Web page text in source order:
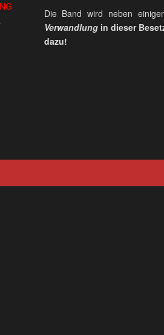
Die Band wird neben
Verwandlungin dieser
dazu!